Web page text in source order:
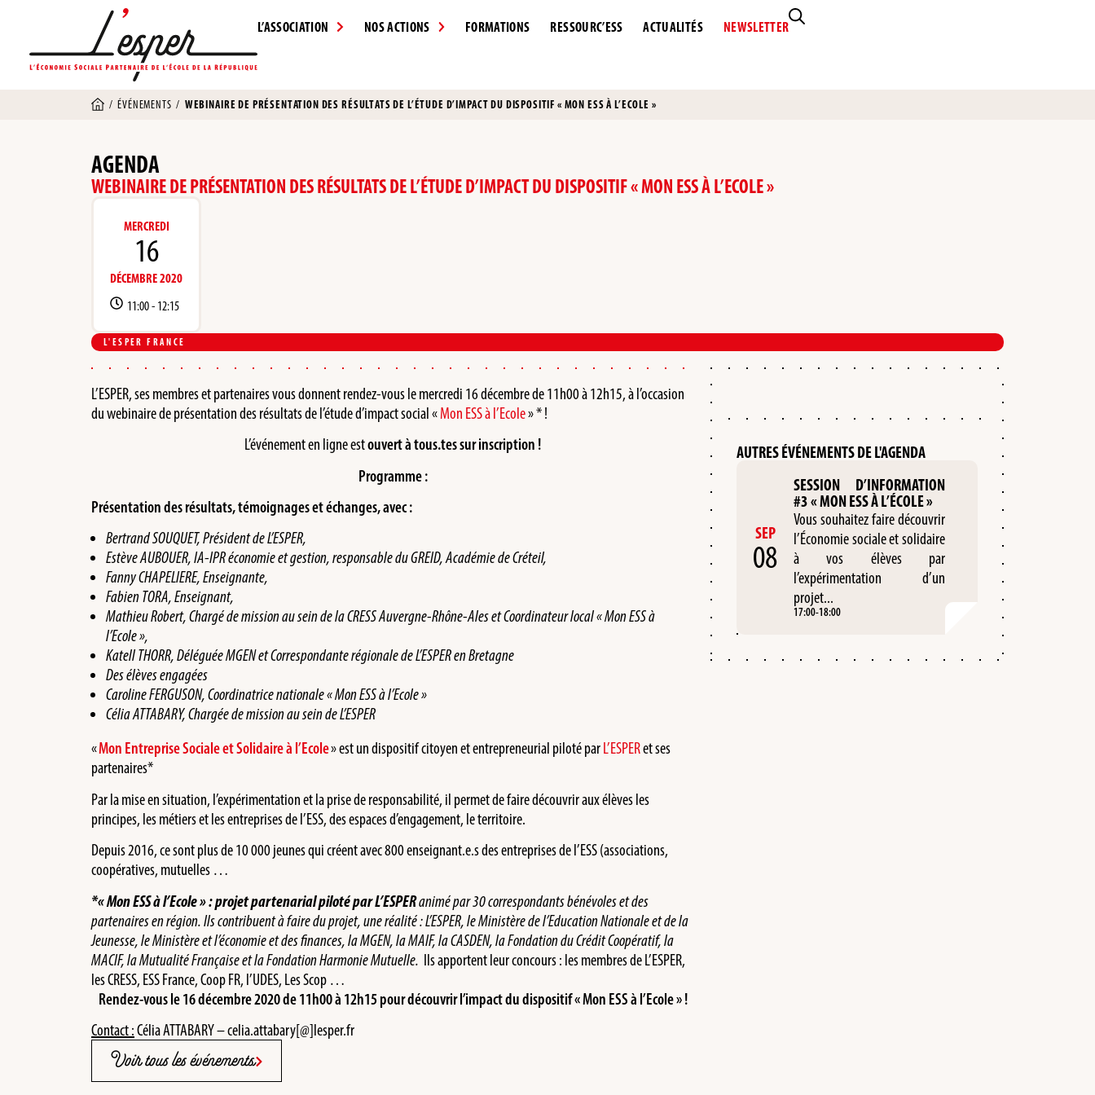
L’ASSOCIATION NOS ACTIONS FORMATIONS RESSOURC’ESS ACTUALITÉS NEWSLETTER
/ÉVÉNEMENTS / WEBINAIRE DE PRÉSENTATION DES RÉSULTATS DE L’ÉTUDE D’IMPACT DU DISPOSITIF « MON ESS À L’ECOLE »
AGENDA
WEBINAIRE DE PRÉSENTATION DES RÉSULTATS DE L’ÉTUDE D’IMPACT DU DISPOSITIF « MON ESS À L’ECOLE »
MERCREDI
16
DÉCEMBRE 2020
11:00 - 12:15
L'ESPER FRANCE
L’ESPER, ses membres et partenaires vous donnent rendez-vous le mercredi 16 décembre de 11h00 à 12h15, à l’occasion
du webinaire de présentation des résultats de l’étude d’impact social «Mon ESS à l’Ecole» * !
L’événement en ligne estouvert à tous.tes sur inscription !
Programme :
Présentation des résultats, témoignages et échanges, avec :
Bertrand SOUQUET, Président de L’ESPER,
Estève AUBOUER, IA-IPR économie et gestion, responsable du GREID, Académie de Créteil,
Fanny CHAPELIERE, Enseignante,
Fabien TORA, Enseignant,
Mathieu Robert, Chargé de mission au sein de la CRESS Auvergne-Rhône-Ales et Coordinateur local « Mon ESS à
l’Ecole »,
Katell THORR, Déléguée MGEN et Correspondante régionale de L’ESPER en Bretagne
Des élèves engagées
Caroline FERGUSON, Coordinatrice nationale « Mon ESS à l’Ecole »
Célia ATTABARY, Chargée de mission au sein de L’ESPER
«Mon Entreprise Sociale et Solidaire à l’Ecole» est un dispositif citoyen et entrepreneurial piloté parL’ESPERet ses
partenaires*
Par la mise en situation, l’expérimentation et la prise de responsabilité, il permet de faire découvrir aux élèves les
principes, les métiers et les entreprises de l’ESS, des espaces d’engagement, le territoire.
Depuis 2016, ce sont plus de 10 000 jeunes qui créent avec 800 enseignant.e.s des entreprises de l’ESS (associations,
coopératives, mutuelles …
*« Mon ESS à l’Ecole » : projet partenarial piloté par L’ESPERanimé par 30 correspondants bénévoles et des
partenaires en région. Ils contribuent à faire du projet, une réalité : L’ESPER, le Ministère de l’Education Nationale et de la
Jeunesse, le Ministère et l’économie et des finances, la MGEN, la MAIF, la CASDEN, la Fondation du Crédit Coopératif, la
MACIF, la Mutualité Française et la Fondation Harmonie Mutuelle. Ils apportent leur concours : les membres de L’ESPER,
les CRESS, ESS France, Coop FR, l’UDES, Les Scop …
Rendez-vous le 16 décembre 2020 de 11h00 à 12h15 pour découvrir l’impact du dispositif « Mon ESS à l’Ecole » !
Contact :Célia ATTABARY – celia.attabary[@]lesper.fr
Voir tous les événements
AUTRES ÉVÉNEMENTS DE L'AGENDA
SEP
08
SESSION D’INFORMATION
#3 « MON ESS À L’ÉCOLE »
Vous souhaitez faire découvrir
l’Économie sociale et solidaire
à vos élèves par
l’expérimentation d’un
projet...
17:00-18:00